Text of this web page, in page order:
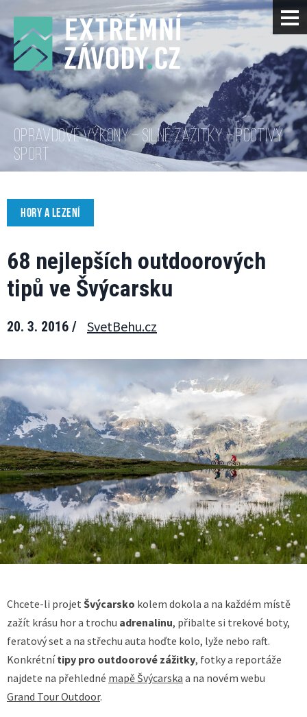
OPRAVDOVÉ VÝKONY – SILNÉ ZÁŽITKY – POCTIVÝ
SPORT
HORY A LEZENÍ
68 nejlepších outdoorových
tipů ve Švýcarsku
20. 3. 2016 / SvetBehu.cz
Chcete-li projet Švýcarsko kolem dokola a na každém místě
zažít krásu hor a trochu adrenalinu, přibalte si trekové boty,
feratový set a na střechu auta hoďte kolo, lyže nebo raft.
Konkrétnítipy pro outdoorové zážitky, fotky a reportáže
najdete na přehledné mapě Švýcarska a na novém webu
Grand Tour Outdoor.